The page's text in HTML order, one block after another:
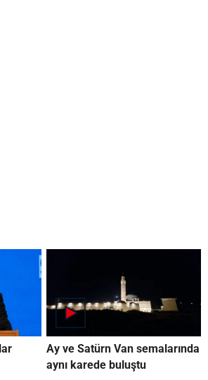
Ay ve Satürn Van semalarında
aynı karede buluştu